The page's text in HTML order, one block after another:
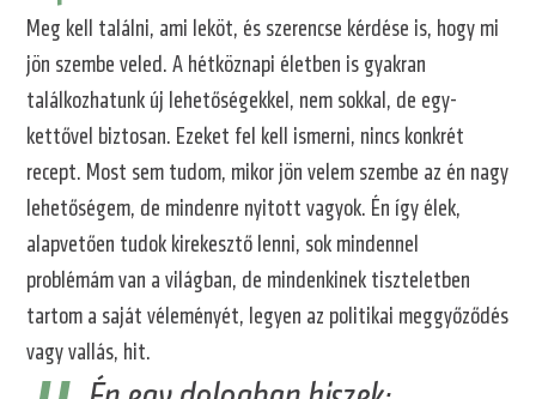
Meg kell találni, ami leköt, és szerencse kérdése is, hogy mi
jön szembe veled. A hétköznapi életben is gyakran
találkozhatunk új lehetőségekkel, nem sokkal, de egy-
kettővel biztosan. Ezeket fel kell ismerni, nincs konkrét
recept. Most sem tudom, mikor jön velem szembe az én nagy
lehetőségem, de mindenre nyitott vagyok. Én így élek,
alapvetően tudok kirekesztő lenni, sok mindennel
problémám van a világban, de mindenkinek tiszteletben
tartom a saját véleményét, legyen az politikai meggyőződés
vagy vallás, hit.